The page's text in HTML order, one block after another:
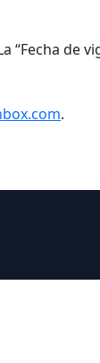
“Fecha de
.